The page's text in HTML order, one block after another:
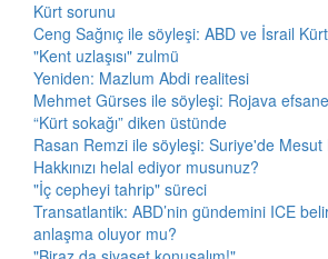
Kürt sorunu
Ceng Sağnıç ile söyleşi: ABD ve İsrail
"Kent uzlaşısı" zulmü
Yeniden: Mazlum Abdi realitesi
Mehmet Gürses ile söyleşi: Rojava
“Kürt sokağı” diken üstünde
Rasan Remzi ile söyleşi: Suriye'de
Hakkınızı helal ediyor musunuz?
"İç cepheyi tahrip" süreci
Transatlantik: ABD’nin gündemini ICE
anlaşma oluyor mu?